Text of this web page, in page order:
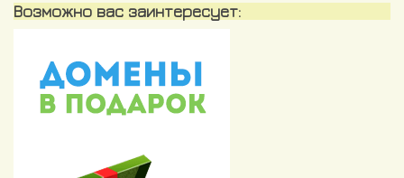
Возможно вас заинтересует: